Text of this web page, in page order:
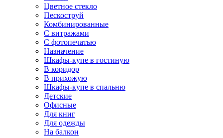
Цветное стекло
Пескоструй
Комбинированные
С витражами
С фотопечатью
Назначение
Шкафы-купе в гостиную
В коридор
В прихожую
Шкафы-купе в спальню
Детские
Офисные
Для книг
Для одежды
На балкон